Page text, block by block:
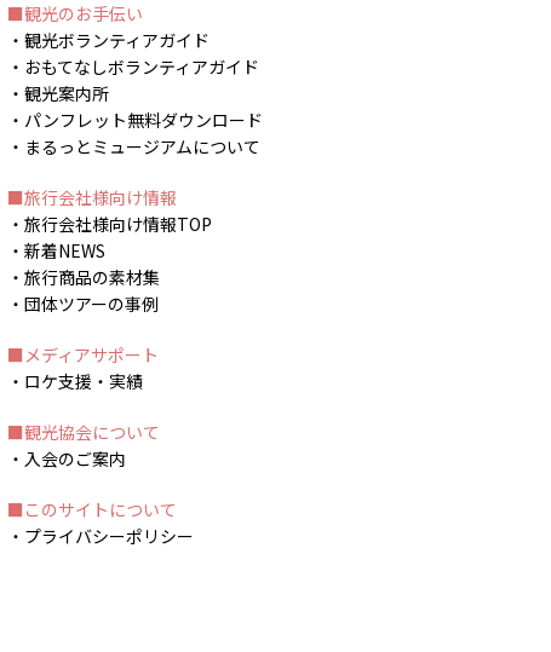
観光のお手伝い
観光ボランティアガイド
おもてなしボランティアガイド
観光案内所
パンフレット無料ダウンロード
まるっとミュージアムについて
旅行会社様向け情報
旅行会社様向け情報TOP
新着NEWS
旅行商品の素材集
団体ツアーの事例
メディアサポート
ロケ支援・実績
観光協会について
入会のご案内
このサイトについて
プライバシーポリシー